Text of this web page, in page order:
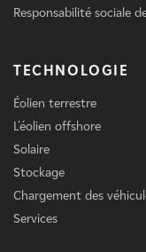
Responsabilité sociale
TECHNOLOGIE
Éolien terrestre
L'éolien offshore
Solaire
Stockage
Chargement des
Services